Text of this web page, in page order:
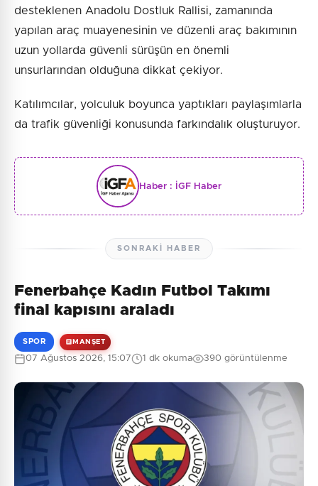
desteklenen Anadolu Dostluk Rallisi, zamanında
yapılan araç muayenesinin ve düzenli araç bakımının
uzun yollarda güvenli sürüşün en önemli
unsurlarından olduğuna dikkat çekiyor.
Katılımcılar, yolculuk boyunca yaptıkları paylaşımlarla
da trafik güvenliği konusunda farkındalık oluşturuyor.
Haber : İGF Haber
SONRAKI HABER
Fenerbahçe Kadın Futbol Takımı
final kapısını araladı
SPOR MANŞET
07 Ağustos 2026, 15:07 1 dk okuma 390 görüntülenme